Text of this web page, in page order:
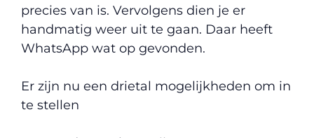
precies van is. Vervolgens dien je er
handmatig weer uit te gaan. Daar heeft
WhatsApp wat op gevonden.
Er zijn nu een drietal mogelijkheden om in
te stellen